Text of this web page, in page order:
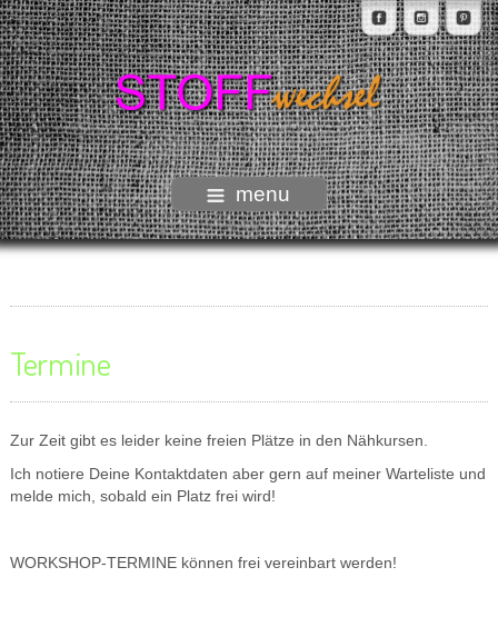
menu
Termine
Zur Zeit gibt es leider keine freien Plätze in den Nähkursen.
Ich notiere Deine Kontaktdaten aber gern auf meiner Warteliste und
melde mich, sobald ein Platz frei wird!
WORKSHOP-TERMINE können frei vereinbart werden!